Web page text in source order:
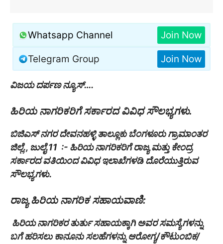
Whatsapp Channel Join Now
Telegram Group Join Now
ವಿಜಯ ದರ್ಪಣ ನ್ಯೂಸ್….
ಹಿರಿಯ ನಾಗರಿಕರಿಗೆ ಸರ್ಕಾರದ ವಿವಿಧ ಸೌಲಭ್ಯಗಳು.
ಬಿಜಿಎಸ್ ನಗರ ದೇವನಹಳ್ಳಿ ತಾಲ್ಲೂಕು ಬೆಂಗಳೂರು ಗ್ರಾಮಾಂತರ
ಜಿಲ್ಲೆ., ಜುಲೈ 11 :- ಹಿರಿಯ ನಾಗರಿಕರಿಗೆ ರಾಜ್ಯ ಮತ್ತು ಕೇಂದ್ರ
ಸರ್ಕಾರದ ವತಿಯಿಂದ ವಿವಿಧ ಇಲಾಖೆಗಳಡಿ ದೊರೆಯುತ್ತಿರುವ
ಸೌಲಭ್ಯಗಳು.
ರಾಜ್ಯ ಹಿರಿಯ ನಾಗರಿಕ ಸಹಾಯವಾಣಿ:
ಹಿರಿಯ ನಾಗರಿಕರ ತುರ್ತು ಸಹಾಯಕ್ಕಾಗಿ ಅವರ ಸಮಸ್ಯೆಗಳನ್ನು
ಬಗೆ ಹರಿಸಲು ಕಾನೂನು ಸಲಹೆಗಳನ್ನು ಆರೋಗ್ಯ/ಕೌಟುಂಬಿಕ/